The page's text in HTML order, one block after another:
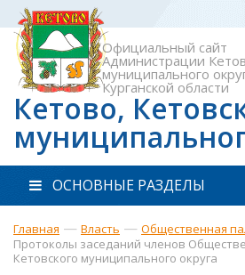
Официальный сайт
Администрации
муниципального
Курганской области
Кетово,
ОСНОВНЫЕ РАЗДЕЛЫ
Главная — Власть — Общественная
Протоколы заседаний членов
Кетовского муниципального округа